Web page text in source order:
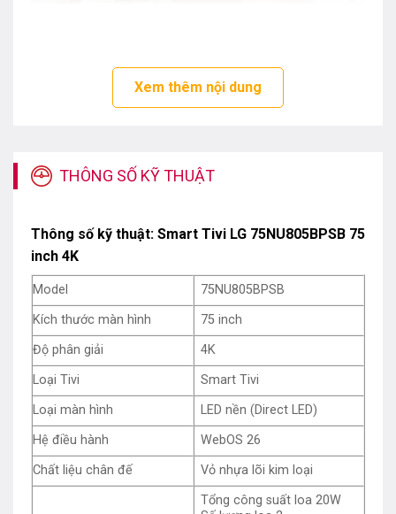
Tivi LG 75NU805BPSB sở hữu thiết kế đầy tối giản
nhưng không kém phần hiện đại chuẩn phong cách
đồng thời giúp nâng tầm trải nghiệm nghe – nhìn hoàn
Phần chân đế thiết kế thanh mảnh nhưng vẫn đảm bảo
độ vững chắc khi đặt trên bề mặt kệ tủ, ngoài ra, người
dùng có thể tháo rời chân đế để treo lắp trên tường để
Công nghệ hình ảnh trên tivi LG 75NU805BPSB
Xem thêm nội dung
THÔNG SỐ KỸ THUẬT
Thông số kỹ thuật: Smart Tivi LG 75NU805BPSB 75
inch 4K
Model
75NU805BPSB
Kích thước màn hình
75 inch
Độ phân giải
4K
Loại Tivi
Smart Tivi
Loại màn hình
LED nền (Direct LED)
Hệ điều hành
WebOS 26
Chất liệu chân đế
Vỏ nhựa lõi kim loại
Tổng công suất loa 20W